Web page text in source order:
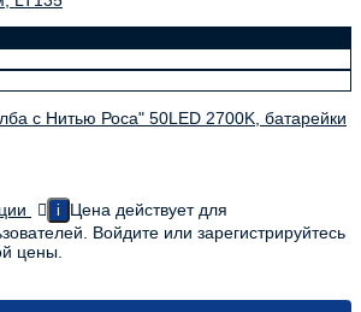
с Нитью Роса" 50LED 2700K, батарейки
i
Цена действует для
Войдите или зарегистрируйтесь
цены.